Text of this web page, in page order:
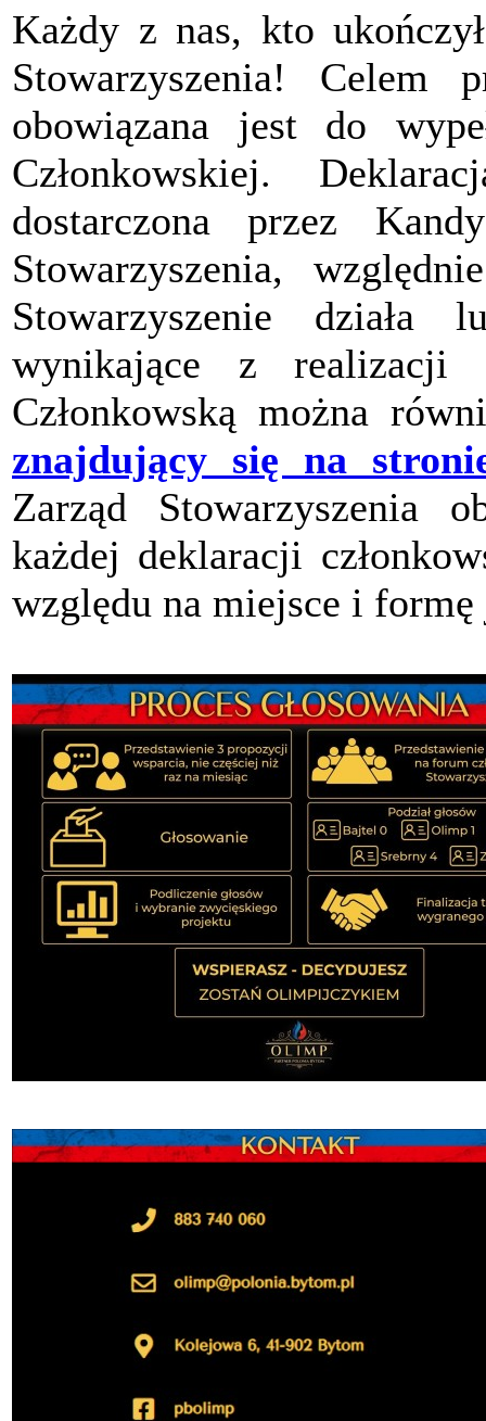
Każdy z nas, kto
Stowarzyszenia! Celem
obowiązana jest do
Członkowskiej.
dostarczona przez
Stowarzyszenia,
Stowarzyszenie działa
wynikające z realizacji
Członkowską można
znajdujący się na
Zarząd Stowarzyszenia
każdej deklaracji
względu na miejsce i